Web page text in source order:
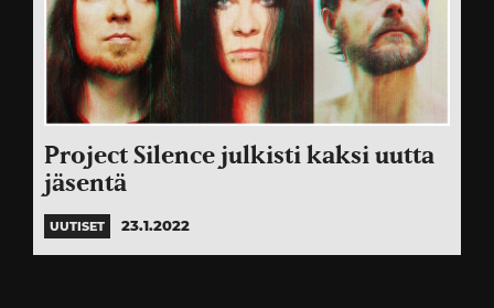
Project Silence julkisti kaksi uutta
jäsentä
UUTISET 23.1.2022